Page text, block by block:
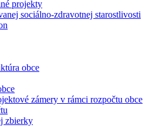
projekty
sociálno-zdravotnej starostlivosti
obce
zámery v rámci rozpočtu obce
zbierky